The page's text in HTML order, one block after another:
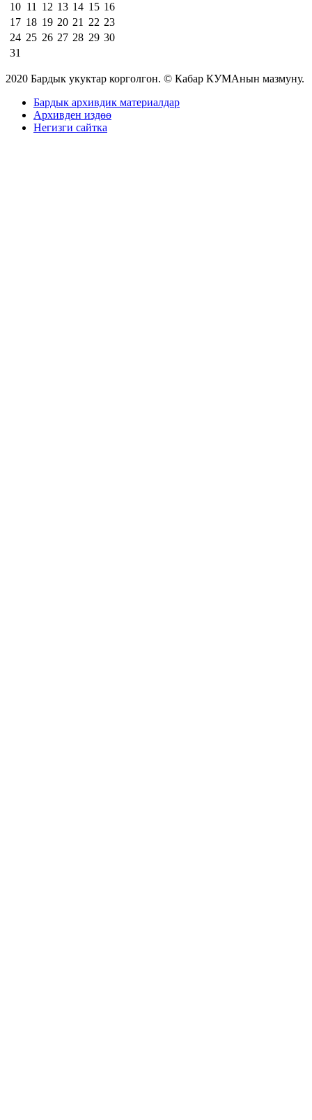
10 11 12 13 14 15 16
17 18 19 20 21 22 23
24 25 26 27 28 29 30
31
2020 Бардык укуктар корголгон. © Кабар КУМАнын мазмуну.
Бардык архивдик материалдар
Архивден издөө
Негизги сайтка